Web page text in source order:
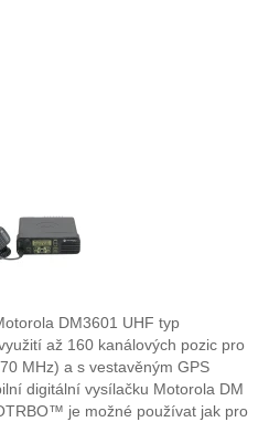
DM3601 UHF typ
až 160 kanálových pozic pro
MHz) a s vestavěným GPS
digitální vysílačku Motorola DM
je možné používat jak pro